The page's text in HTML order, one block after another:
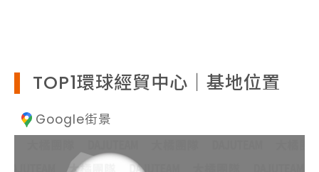
TOP1環球經貿中心｜基地位置
Google街景